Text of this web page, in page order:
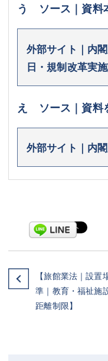
う ソース｜資料
外部サイト｜内
日・規制改革実
え ソース｜資料
外部サイト｜内
【旅館業法｜設置
準｜教育・福祉施
距離制限】